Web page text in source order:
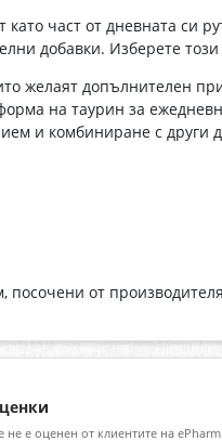
част от дневната си
добавки. Изберете
желаят допълнителен
на таурин за
и комбиниране с други
от
не е оценен от клиентите на ePharm.